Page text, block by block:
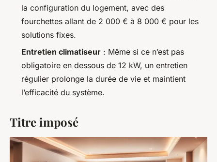
la configuration du logement, avec des
fourchettes allant de 2 000 € à 8 000 € pour les
solutions fixes.
Entretien climatiseur : Même si ce n’est pas
obligatoire en dessous de 12 kW, un entretien
régulier prolonge la durée de vie et maintient
l’efficacité du système.
Titre imposé